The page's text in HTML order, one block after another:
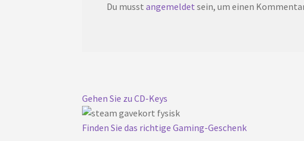
Du musst angemeldet sein, um einen
Gehen Sie zu CD-Keys
Finden Sie das richtige Gaming-Geschenk